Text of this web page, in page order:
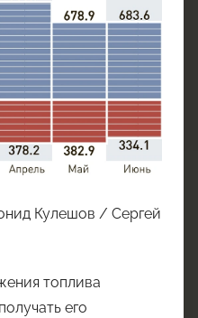
Кулешов / Сергей
топлива
его